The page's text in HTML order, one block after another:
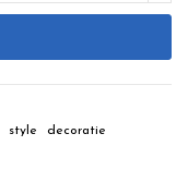
style
decoratie